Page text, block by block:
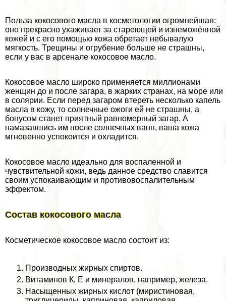
Польза кокосового масла в косметологии огромнейшая:
оно прекрасно ухаживает за стареющей и изнеможённой
кожей и с его помощью кожа обретает небывалую
мягкость. Трещины и огрубение больше не страшны,
если у вас в арсенале кокосовое масло.
Кокосовое масло широко применяется миллионами
женщин до и после загара, в жарких странах, на море или
в солярии. Если перед загаром втереть несколько капель
масла в кожу, то солнечные ожоги ей не страшны, а
бонусом станет приятный равномерный загар. А
намазавшись им после солнечных ванн, ваша кожа
мгновенно успокоится и охладится.
Кокосовое масло идеально для воспаленной и
чувствительной кожи, ведь данное средство славится
своим успокаивающим и противовоспалительным
эффектом.
Состав кокосового масла
Косметическое кокосовое масло состоит из:
Производных жирных спиртов.
Витаминов К, Е и минералов, например, железа.
Насыщенных жирных кислот (миристиновая,